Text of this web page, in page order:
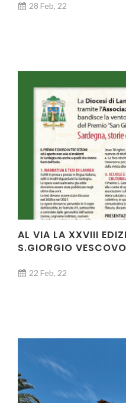
28 Feb, 22
AL VIA LA XXVIII
S.GIORGIO
22 Feb, 22